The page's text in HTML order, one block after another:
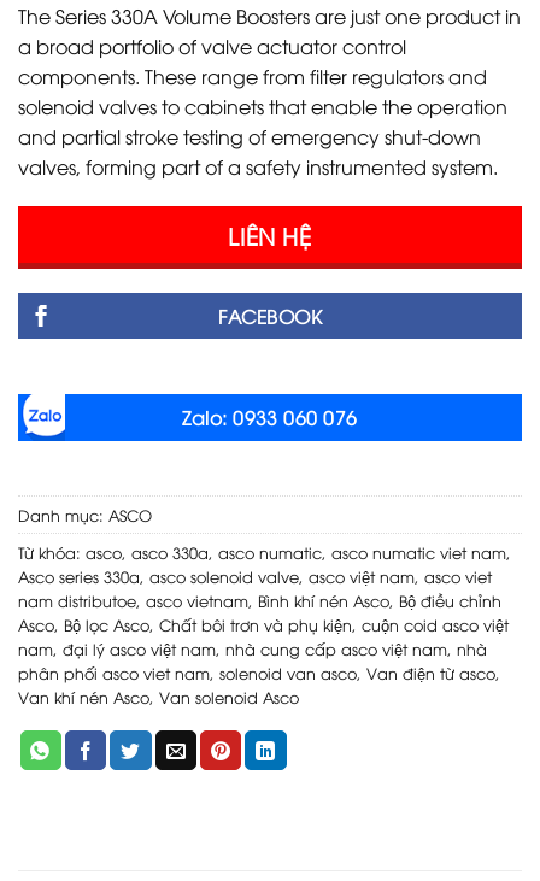
The Series 330A Volume Boosters are just one product in
a broad portfolio of valve actuator control
components. These range from filter regulators and
solenoid valves to cabinets that enable the operation
and partial stroke testing of emergency shut-down
valves, forming part of a safety instrumented system.
LIÊN HỆ
FACEBOOK
Zalo: 0933 060 076
Danh mục: ASCO
Từ khóa: asco, asco 330a, asco numatic, asco numatic viet nam,
Asco series 330a, asco solenoid valve, asco việt nam, asco viet
nam distributoe, asco vietnam, Bình khí nén Asco, Bộ điều chỉnh
Asco, Bộ lọc Asco, Chất bôi trơn và phụ kiện, cuộn coid asco việt
nam, đại lý asco việt nam, nhà cung cấp asco việt nam, nhà
phân phối asco viet nam, solenoid van asco, Van điện từ asco,
Van khí nén Asco, Van solenoid Asco